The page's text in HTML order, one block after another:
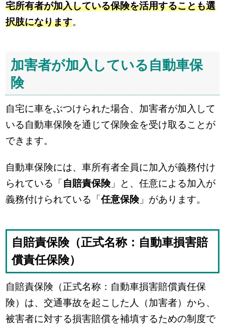
宅所有者が加入している保険を活用することも選
択肢になります。
加害者が加入している自動車保
険
自宅に車をぶつけられた場合、加害者が加入して
いる自動車保険を通じて保険金を受け取ることが
できます。
自動車保険には、車所有者全員に加入が義務付け
られている「 自賠責保険」と、任意による加入が
義務付けられている「任意保険」があります。
自賠責保険（正式名称：自動車損害賠
償責任保険）
自賠責保険（正式名称：自動車損害賠償責任保
険）は、交通事故を起こした人（加害者）から、
被害者に対する損害賠償を補填するための制度で